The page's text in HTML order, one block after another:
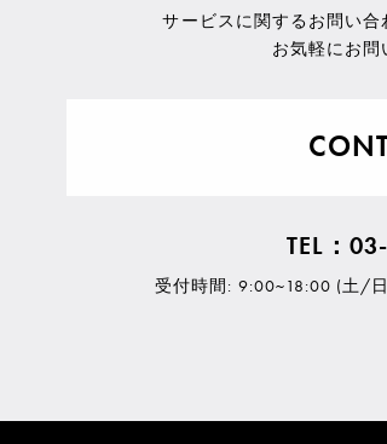
サービスに関するお問い合
お気軽にお問
TEL：
受付時間: 9:00~18:00 (土/